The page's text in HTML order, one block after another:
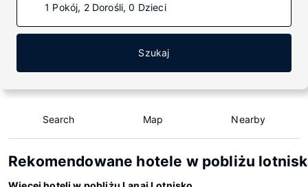
1 Pokój, 2 Dorośli, 0 Dzieci
Szukaj
Search Map Nearby
Rekomendowane hotele w pobliżu